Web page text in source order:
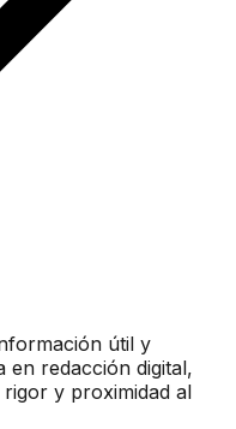
útil y
en redacción digital,
y proximidad al